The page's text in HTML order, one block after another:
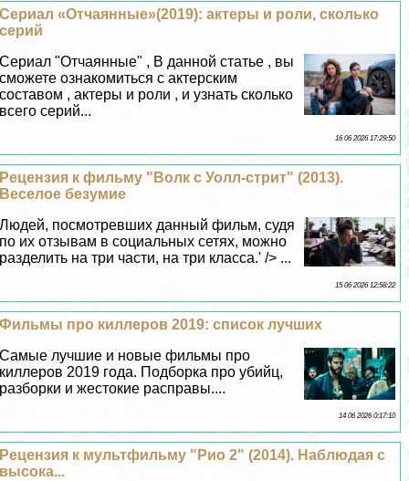
Сериал «Отчаянные»(2019): актеры и роли, сколько
серий
Сериал "Отчаянные" , В данной статье , вы
сможете ознакомиться с актерским
составом , актеры и роли , и узнать сколько
всего серий...
16 06 2026 17:29:50
Рецензия к фильму "Волк с Уолл-стрит" (2013).
Веселое безумие
Людей, посмотревших данный фильм, судя
по их отзывам в социальных сетях, можно
разделить на три части, на три класса.' /> ...
15 06 2026 12:58:22
Фильмы про киллеров 2019: список лучших
Самые лучшие и новые фильмы про
киллеров 2019 года. Подборка про убийц,
разборки и жестокие расправы....
14 06 2026 0:17:10
Рецензия к мультфильму "Рио 2" (2014). Наблюдая с
высока...